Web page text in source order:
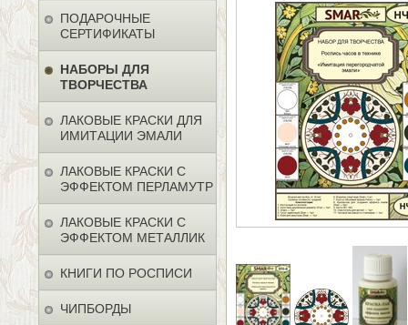
ПОДАРОЧНЫЕ
СЕРТИФИКАТЫ
НАБОРЫ ДЛЯ
ТВОРЧЕСТВА
ЛАКОВЫЕ КРАСКИ ДЛЯ
ИМИТАЦИИ ЭМАЛИ
ЛАКОВЫЕ КРАСКИ С
ЭФФЕКТОМ ПЕРЛАМУТР
ЛАКОВЫЕ КРАСКИ С
ЭФФЕКТОМ МЕТАЛЛИК
КНИГИ ПО РОСПИСИ
ЧИПБОРДЫ